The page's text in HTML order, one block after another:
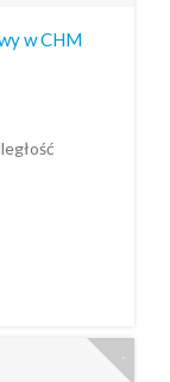
w CHM